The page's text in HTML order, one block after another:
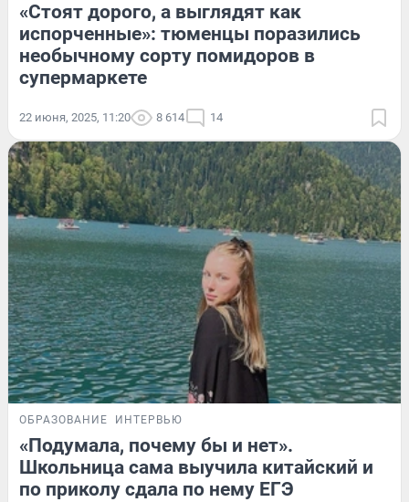
«Стоят дорого, а выглядят как
испорченные»: тюменцы поразились
необычному сорту помидоров в
супермаркете
22 июня, 2025, 11:20 8 614 14
ОБРАЗОВАНИЕ ИНТЕРВЬЮ
«Подумала, почему бы и нет».
Школьница сама выучила китайский и
по приколу сдала по нему ЕГЭ